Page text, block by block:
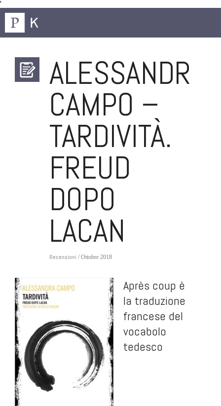
'
ALESSANDRA
CAMPO –
TARDIVITÀ.
FREUD
DOPO
LACAN
Recensioni / Ottobre 2018
Après coup è
la traduzione
francese del
vocabolo
tedesco